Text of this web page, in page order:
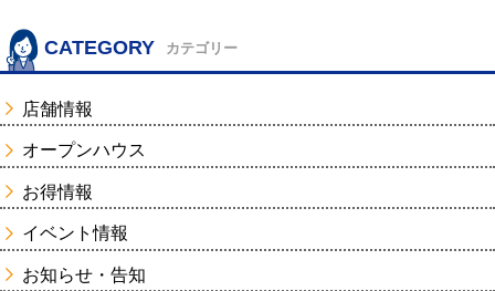
CATEGORY カテゴリー
店舗情報
オープンハウス
お得情報
イベント情報
お知らせ・告知